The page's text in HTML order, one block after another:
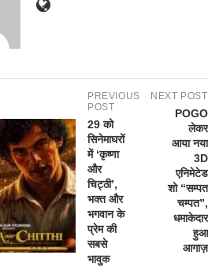
PREVIOUS
POST
29 को
सिनेमाघरों
में ‘कृष्णा
और
चिट्ठी’,
भक्त और
भगवान के
प्रेम की
सबसे
भावुक
NEXT POST
POGO
लेकर
आया नया
3D
एनिमेटेड
शो “सम्पत
चम्पत”,
धमाकेदार
हुआ
आगाज़